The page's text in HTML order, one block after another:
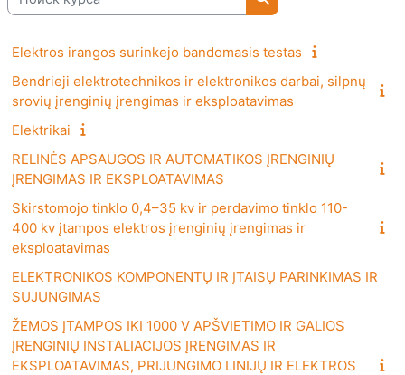
Поиск курса
Elektros irangos surinkejo bandomasis testas
Bendrieji elektrotechnikos ir elektronikos darbai, silpnų
srovių įrenginių įrengimas ir eksploatavimas
Elektrikai
RELINĖS APSAUGOS IR AUTOMATIKOS ĮRENGINIŲ
ĮRENGIMAS IR EKSPLOATAVIMAS
Skirstomojo tinklo 0,4–35 kv ir perdavimo tinklo 110-
400 kv įtampos elektros įrenginių įrengimas ir
eksploatavimas
ELEKTRONIKOS KOMPONENTŲ IR ĮTAISŲ PARINKIMAS IR
SUJUNGIMAS
ŽEMOS ĮTAMPOS IKI 1000 V APŠVIETIMO IR GALIOS
ĮRENGINIŲ INSTALIACIJOS ĮRENGIMAS IR
EKSPLOATAVIMAS, PRIJUNGIMO LINIJŲ IR ELEKTROS